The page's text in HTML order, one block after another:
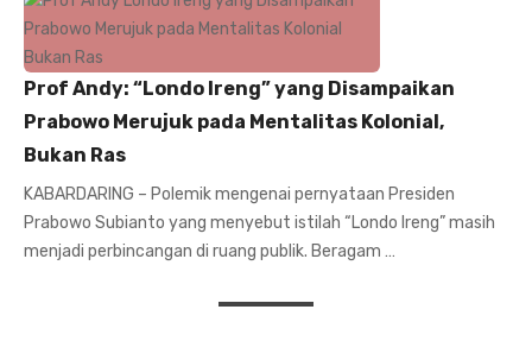
Prof Andy: “Londo Ireng” yang Disampaikan
Prabowo Merujuk pada Mentalitas Kolonial,
Bukan Ras
KABARDARING – Polemik mengenai pernyataan Presiden
Prabowo Subianto yang menyebut istilah “Londo Ireng” masih
menjadi perbincangan di ruang publik. Beragam …